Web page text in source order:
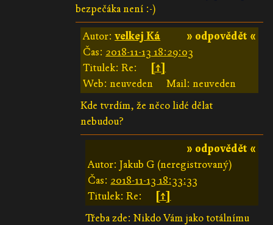
bezpečáka není :-)
» odpovědět «
Autor:velkej Ká
Čas: 2018-11-13 18:29:03
Titulek: Re:
[↑]
Web: neuveden
Mail: neuveden
Kde tvrdím, že něco lidé dělat
nebudou?
» odpovědět «
Autor: Jakub G (neregistrovaný)
Čas: 2018-11-13 18:33:33
Titulek: Re:
[↑]
Třeba zde: Nikdo Vám jako totálnímu